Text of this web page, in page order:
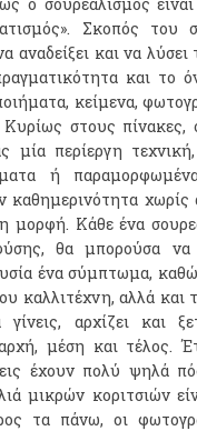
Σκοπός του
αναδείξει και να λύσει
και το
κείμενα,
στους πίνακες,
μία περίεργη
ή παραμορφωμένα
καθημερινότητα χωρίς
μορφή. Κάθε ένα
θα μπορούσα
ένα σύμπτωμα,
καλλιτέχνη, αλλά και
αρχίζει και
μέση και τέλος.
έχουν πολύ ψηλά
μικρών κοριτσιών
τα πάνω, οι